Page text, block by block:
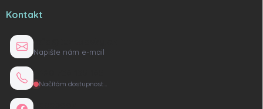
Kontakt
Napište nám e-mail
Načítám dostupnost…